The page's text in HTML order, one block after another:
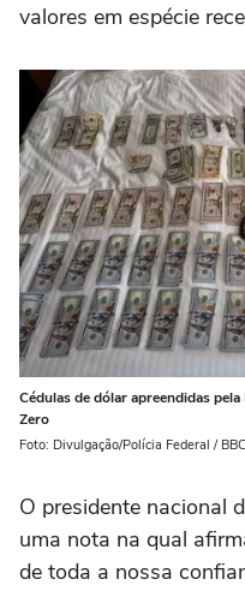
valores em espécie
Cédulas de dólar apreendidas
Zero
Foto: Divulgação/Polícia Federal /
O presidente nacional
uma nota na qual
de toda a nossa